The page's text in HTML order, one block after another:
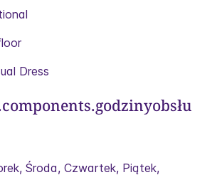
Dress
Środa, Czwartek, Piątek,